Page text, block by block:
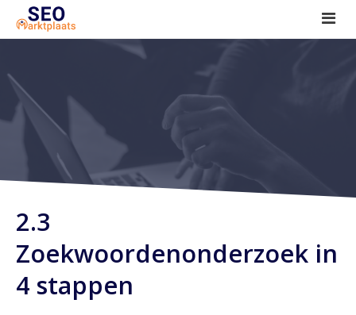
SEO tools reviews
Marketeer bij jou in de buurt?
Offerte
1. Seo voor beginners +
2. Onderzoeken +
2.3
Zoekwoordenonderzoek in
4 stappen